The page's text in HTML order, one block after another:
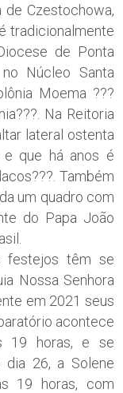
de Czestochowa,
tradicionalmente
de Ponta
Núcleo Santa
Moema ???
Na Reitoria
lateral ostenta
que há anos é
Também
um quadro com
do Papa João
têm se
Nossa Senhora
em 2021 seus
acontece
19 horas, e se
dia 26, a Solene
19 horas, com